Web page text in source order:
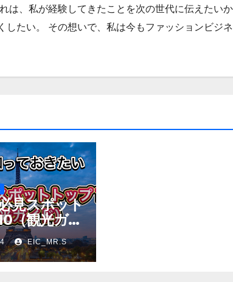
は、私が経験してきたことを次の世代に伝えたい
したい。 その想いで、私は今もファッションビジ
見スポット
（観光ガイ
EIC_MR.S